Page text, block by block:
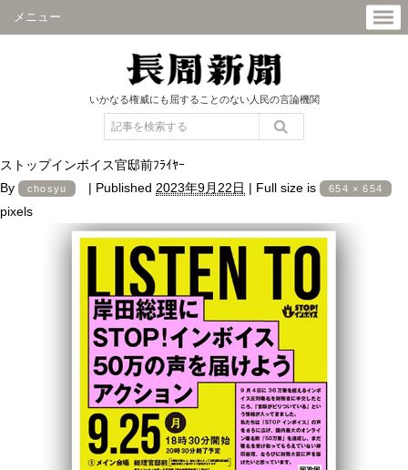
メニュー
いかなる権威にも屈することのない人民の言論機関
ストップインボイス官邸前ﾌﾗｲﾔｰ
By
chosyu | Published 2023年9月22日 | Full size is 654 × 654
pixels